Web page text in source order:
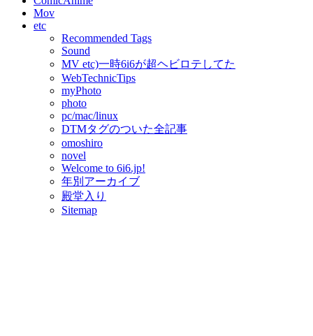
Mov
etc
Recommended Tags
Sound
MV etc)一時6i6が超ヘビロテしてた
WebTechnicTips
myPhoto
photo
pc/mac/linux
DTMタグのついた全記事
omoshiro
novel
Welcome to 6i6.jp!
年別アーカイブ
殿堂入り
Sitemap